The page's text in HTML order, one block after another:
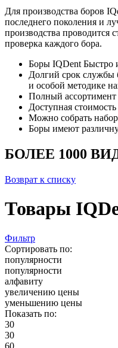
Для производства боров
последнего поколения и
производства проводится
проверка каждого бора.
Боры IQDent Быстро
Долгий срок службы
и особой методике
Полный ассортимент
Доступная стоимость
Можно собрать
Боры имеют
БОЛЕЕ 1000
Возврат к списку
Товары
Фильтр
Сортировать по:
популярности
популярности
алфавиту
увеличению цены
уменьшению цены
Показать по:
30
30
60